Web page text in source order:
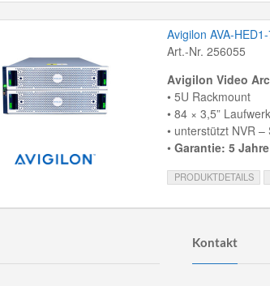
Avigilon AVA-
Art.-Nr. 256055
Avigilon Video
• 5U Rackmount
• 84 × 3,5”
• unterstützt NVR
• Garantie: 5
PRODUKTDETAILS
Kontakt